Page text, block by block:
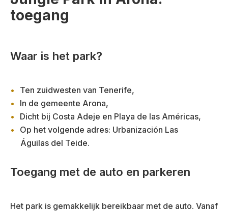
toegang
Waar is het park?
Ten zuidwesten van Tenerife,
In de gemeente Arona,
Dicht bij Costa Adeje en Playa de las Américas,
Op het volgende adres: Urbanización Las
Águilas del Teide.
Toegang met de auto en parkeren
Het park is gemakkelijk bereikbaar met de auto. Vanaf